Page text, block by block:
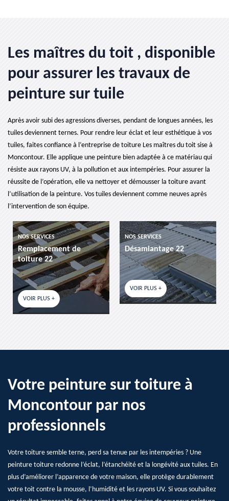
Les maîtres du toit , disponible
pour assurer les travaux de
peinture sur tuile
Après avoir subi des agressions diverses, pendant de longues années, les
tuiles deviennent ternes. Pour rendre leur éclat et leur esthétique à vos
tuiles, faites confiance à l’entreprise de toiture Les maîtres du toit sise à
Moncontour. Elle applique une peinture bien adaptée à ce matériau qui
résiste aux rayons UV, à la pollution et aux intempéries. Pour assurer la
réussite de l’opération, elle va nettoyer et démousser la toiture avant
l’utilisation de la peinture. Vos tuiles deviennent comme neuves après
l’intervention de son équipe.
NOS SERVICES
Remplacement de
toiture 22
VOIR PLUS +
NOS SERVICES
Désamiantage 22
VOIR PLUS +
Votre peinture sur toiture à
Moncontour par nos
professionnels
Votre toiture semble terne, perd sa tenue par les intempéries ? Une
peinture toiture redonne l’éclat, l’étanchéité et la longévité aux tuiles. En
plus d’améliorer l’apparence de votre maison, elle protège durablement
votre toit contre la mousse, l’humidité et les rayons UV. Si vous souhaitez